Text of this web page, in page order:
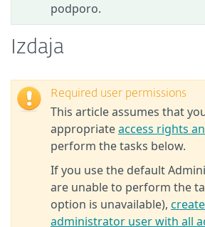
podporo.
Izdaja
Required user permissions
This article assumes that
appropriateaccess rights
perform the tasks below.
If you use the default
are unable to perform the
option is unavailable),
administrator user with all